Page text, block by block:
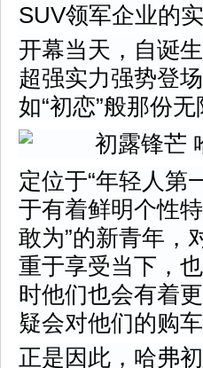
SUV领军企业的实
开幕当天，自诞
超强实力强势登
如“初恋”般那份无
定位于“年轻人第
于有着鲜明个性
敢为”的新青年，
重于享受当下，
时他们也会有着
疑会对他们的购
正是因此，哈弗